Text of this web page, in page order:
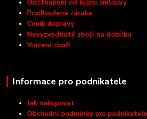
Odstoupení od kupní smlouvy
Prodloužená záruka
Ceník dopravy
Nevyzvednuté zboží na dobírku
Vrácení zboží
Informace pro podnikatele
Jak nakupovat
Obchodní podmínky pro podnikatele